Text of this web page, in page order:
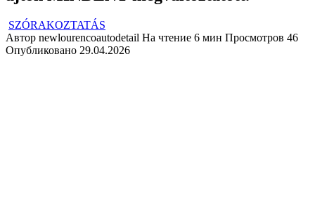
SZÓRAKOZTATÁS
Автор newlourencoautodetail На чтение 6 мин Просмотров 46
Опубликовано 29.04.2026